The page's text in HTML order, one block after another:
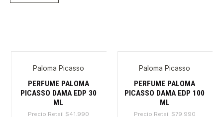
-64%
Paloma Picasso
PERFUME PALOMA
PICASSO DAMA EDP 30
ML
Precio Retail $41.990
-45%
Paloma Picasso
PERFUME PALOMA
PICASSO DAMA EDP 100
ML
Precio Retail $79.990